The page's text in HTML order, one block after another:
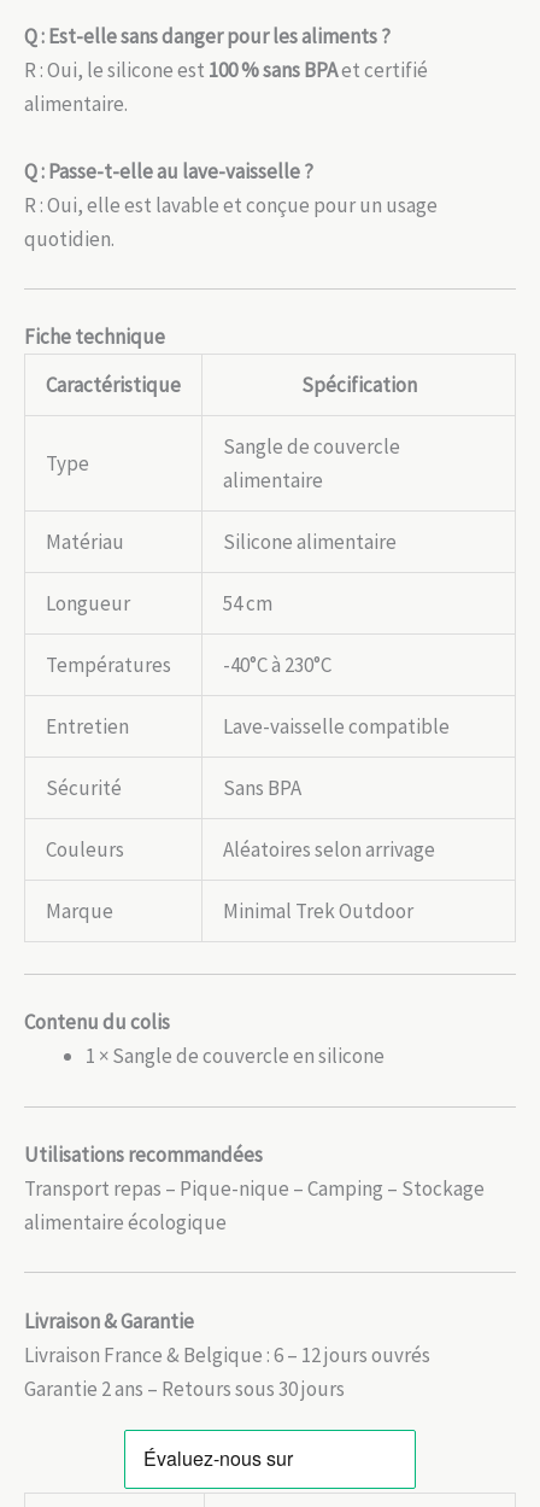
Q : Est-elle sans danger pour les aliments ?
R : Oui, le silicone est 100 % sans BPAet certifié
alimentaire.
Q : Passe-t-elle au lave-vaisselle ?
R : Oui, elle est lavable et conçue pour un usage
quotidien.
Fiche technique
Caractéristique
Spécification
Type
Sangle de couvercle
alimentaire
Matériau Silicone alimentaire
Longueur 54 cm
Températures -40°C à 230°C
Entretien Lave-vaisselle compatible
Sécurité Sans BPA
Couleurs Aléatoires selon arrivage
Marque Minimal Trek Outdoor
Contenu du colis
1 × Sangle de couvercle en silicone
Utilisations recommandées
Transport repas – Pique-nique – Camping – Stockage
alimentaire écologique
Livraison & Garantie
Livraison France & Belgique : 6 – 12 jours ouvrés
Garantie 2 ans – Retours sous 30 jours